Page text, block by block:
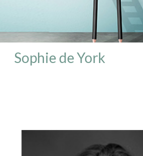
Sophie de York